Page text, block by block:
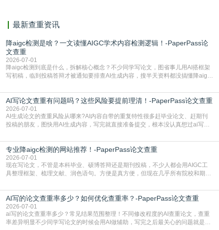
最新查重资讯
降aigc检测是啥？一文读懂AIGC学术内容检测逻辑！-PaperPass论
文查重
2026-07-01
降aigc检测到底是什么，拆解核心概念？不少同学写论文，图省事儿用AI搭框架
写初稿，临到投稿答辩才被通知要排查AI生成内容，搜半天资料都没搞懂降aigc
怕是已经入行的科研人员，不少人也搞不清降aigc检测是啥，对相关要求摸不
准。其实，降aigc检测是伴随AIGC工具在学术领域普及诞生的新需求，核心是为
了满足现在高校、期刊对AI生
AI写论文查重有问题吗？这些风险要提前理清！-PaperPass论文查重
2026-07-01
AI生成论文的查重风险从哪来?AI内容自带的重复特性很多赶毕业论文、赶期刊
投稿的朋友，图快用AI生成内容，写完就直接准备提交，根本没认真想过ai写论
自带不可忽视的查重风险。AI训练依赖海量公开的文本数据，生成内容本质是基
于训练数据的概率拼接，不是从零开始的原创创作。生成过程中，很容易复用已
有的高频公共表述，甚至直接拼接已经公开
专业降aigc检测的网站推荐！-PaperPass论文查重
2026-07-01
现在写论文，不管是本科毕业、硕博答辩还是期刊投稿，不少人都会用AIGC工
具整理框架、梳理文献、润色语句。方便是真方便，但现在几乎所有院校和期刊
五遍还是过不了预检测的大有人在，这时候，找到靠谱的降AIGC检测率的网
站，就能少走好多弯路。PaperPass：守护学术原创性的智能伙伴AIGC生成内
容的学术合规痛点去年帮一个本科师弟改
AI写的论文查重率多少？如何优化查重率？-PaperPass论文查重
2026-07-01
ai写的论文查重率多少？常见结果范围整理！不同修改程度的AI查重论文，查重
率差异明显不少同学写论文的时候会用AI做辅助，写完之后最关心的问题就是ai